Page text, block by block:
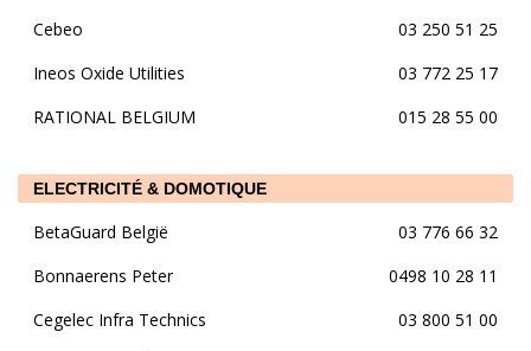
Cebeo
03 250 51 25
Ineos Oxide Utilities
03 772 25 17
RATIONAL BELGIUM
015 28 55 00
ELECTRICITÉ & DOMOTIQUE
BetaGuard België
03 776 66 32
Bonnaerens Peter
0498 10 28 11
Cegelec Infra Technics
03 800 51 00